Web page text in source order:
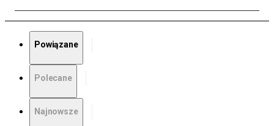
Powiązane
Polecane
Najnowsze